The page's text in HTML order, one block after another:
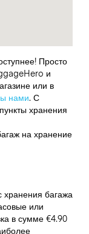
Просто
и
или в
нами. С
хранения
на хранение
хранения багажа
или
в сумме €4.90